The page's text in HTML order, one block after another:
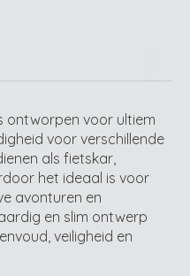
ontworpen voor ultiem
voor verschillende
als fietskar,
het ideaal is voor
avonturen en
en slim ontwerp
veiligheid en